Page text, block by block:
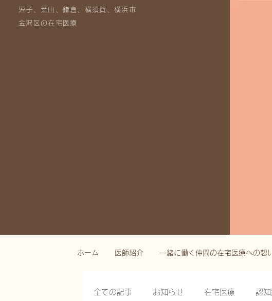
逗子、葉山、鎌倉、横須賀、横浜市
金沢区の在宅医療
ホーム 医師紹介 一緒に働く仲間の在宅医療への想
全ての記事 お知らせ 在宅医療 認